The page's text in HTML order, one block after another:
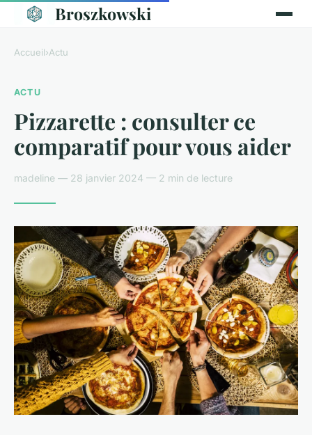
Broszkowski
Accueil›Actu
ACTU
Pizzarette : consulter ce
comparatif pour vous aider
madeline — 28 janvier 2024 — 2 min de lecture